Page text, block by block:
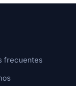
frecuentes